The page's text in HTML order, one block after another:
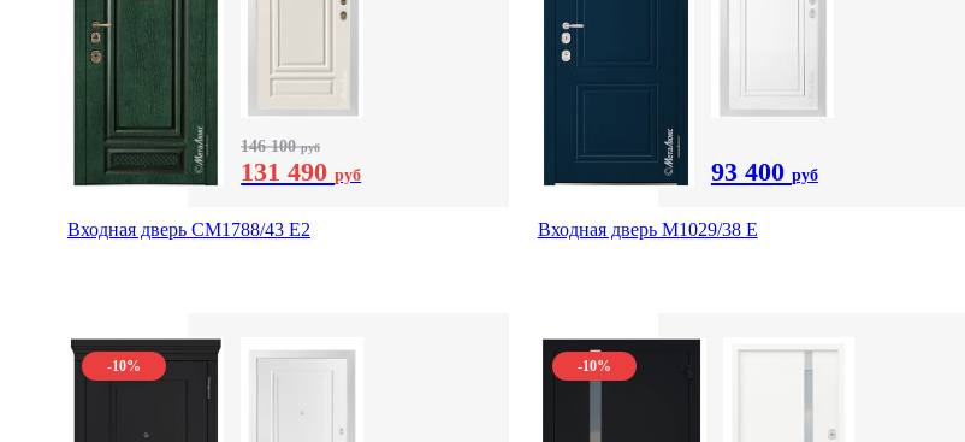
146 100руб
131 490руб
Входная дверь СМ1788/43 E2
93 400 руб
Входная дверь М1029/38 E
-10% -10%